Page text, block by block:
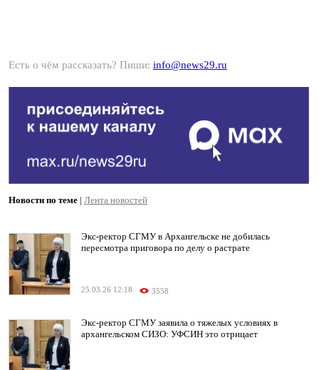
Есть о чём рассказать? Пиши: info@news29.ru
Новости по теме | Лента новостей
Экс-ректор СГМУ в Архангельске не добилась
пересмотра приговора по делу о растрате
25.03.26 12:18 3558
Экс-ректор СГМУ заявила о тяжелых условиях в
архангельском СИЗО: УФСИН это отрицает